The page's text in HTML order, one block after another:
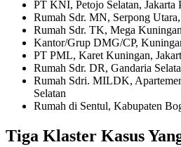
PT KNI, Petojo Selatan, Jakarta
Rumah Sdr. MN, Serpong
Rumah Sdr. TK, Mega
Kantor/Grup DMG/CP,
PT PML, Karet Kuningan,
Rumah Sdr. DR, Gandaria
Rumah Sdri. MILDK,
Selatan
Rumah di Sentul, Kabupaten
Tiga Klaster Kasus